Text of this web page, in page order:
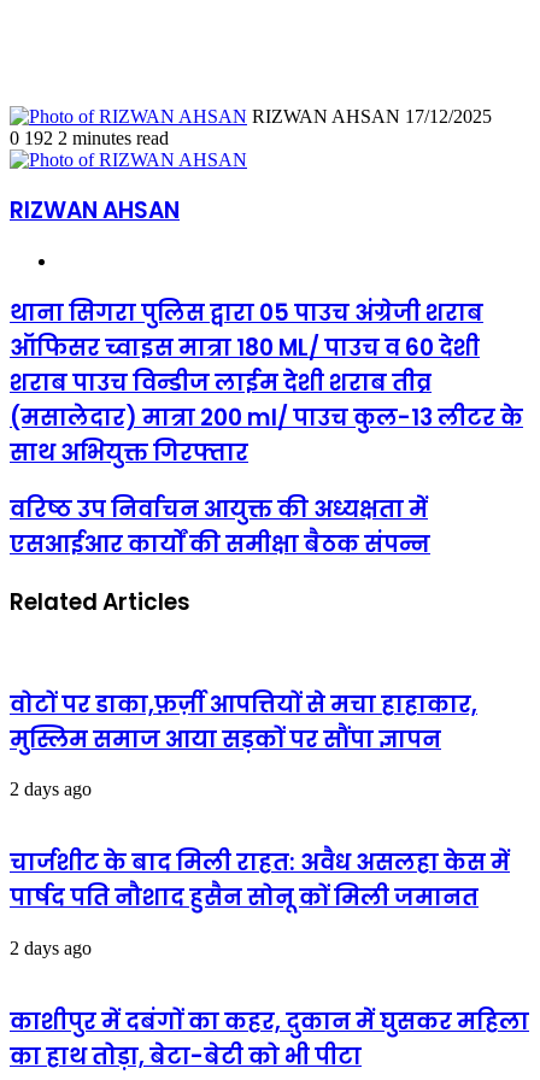
RIZWAN AHSAN Send
17/12/2025
0 192 2 minutes read
RIZWAN AHSAN
थाना
सिगरा
पुलिस
द्वारा
05
पाउच
अंग्रेजी
शराब
च्वाइस
मात्रा
180
व
पाउच
विन्डीज
लाईम
देशी
शराब
200
ml/
पाउच
लीटर
अभियुक्त
थाना सिगरा पुलिस द्वारा 05 पाउच अंग्रेजी शराब
ऑफिसर च्वाइस मात्रा 180 ML/ पाउच व 60 देशी
शराब पाउच विन्डीज लाईम देशी शराब तीव्र
(मसालेदार) मात्रा 200 ml/ पाउच कुल-13 लीटर के
साथ अभियुक्त गिरफ्तार
वरिष्ठ
उप
निर्वाचन
की
अध्यक्षता
की
समीक्षा
बैठक
संपन्न
वरिष्ठ उप निर्वाचन आयुक्त की अध्यक्षता में
एसआईआर कार्यों की समीक्षा बैठक संपन्न
Related Articles
वोटों पर डाका,फ़र्ज़ी आपत्तियों से मचा हाहाकार,
मुस्लिम समाज आया सड़कों पर सौंपा ज्ञापन
2 days ago
चार्जशीट के बाद मिली राहत: अवैध असलहा केस में
पार्षद पति नौशाद हुसैन सोनू कों मिली जमानत
2 days ago
काशीपुर में दबंगों का कहर, दुकान में घुसकर महिला
का हाथ तोड़ा, बेटा-बेटी को भी पीटा